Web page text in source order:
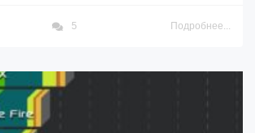
5 Подробнее...